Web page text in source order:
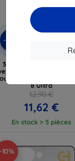
-10%
Réduction
3mk Lens Protection
trempé pour
Samsung Galaxy Z
8 Ultra
12,90 €
11,62 €
En stock > 5 pièces
-10%